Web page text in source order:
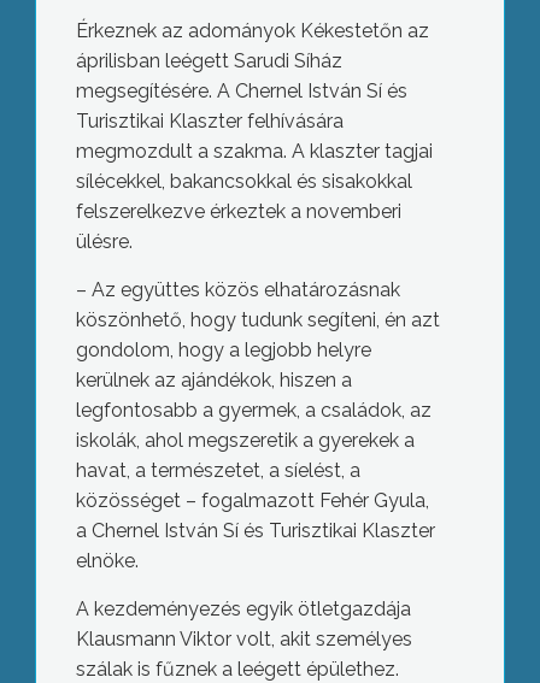
Érkeznek az adományok Kékestetőn az
áprilisban leégett Sarudi Síház
megsegítésére. A Chernel István Sí és
Turisztikai Klaszter felhívására
megmozdult a szakma. A klaszter tagjai
sílécekkel, bakancsokkal és sisakokkal
felszerelkezve érkeztek a novemberi
ülésre.
– Az együttes közös elhatározásnak
köszönhető, hogy tudunk segíteni, én azt
gondolom, hogy a legjobb helyre
kerülnek az ajándékok, hiszen a
legfontosabb a gyermek, a családok, az
iskolák, ahol megszeretik a gyerekek a
havat, a természetet, a síelést, a
közösséget – fogalmazott Fehér Gyula,
a Chernel István Sí és Turisztikai Klaszter
elnöke.
A kezdeményezés egyik ötletgazdája
Klausmann Viktor volt, akit személyes
szálak is fűznek a leégett épülethez.